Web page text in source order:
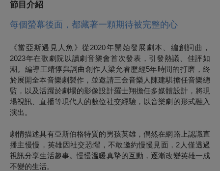
節目介紹
每個螢幕後面，都藏著一顆期待被完整的心
《當亞斯遇見人魚》從2020年開始發展劇本、編創詞曲，
2023年在歌劇院以讀劇音樂會首次發表，引發熱議、佳評如
潮。編導王靖惇與詞曲創作人梁允睿歷經5年時間的打磨，終
於展開全本音樂劇 製作，並邀請三金音樂人陳建騏擔任音樂總
監，以及活躍於劇場的影像設計羅士翔擔任多媒體設計，將現
場視訊、直播等現代人的數位社交經驗，以音樂劇的形式融入
演出。
劇情描述具有亞斯伯格特質的男孩英雄，偶然在網路上認識直
播主慢慢，英雄因社交恐懼，不敢邀約慢慢見面，2人僅透過
視訊分享生活趣事。慢慢溫暖真摯的互動，逐漸改變英雄一成
不變的生活。